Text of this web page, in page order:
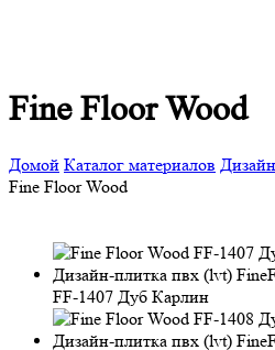
Fine Floor Wood
Домой Каталог материалов
Fine Floor Wood
FF-1407 Дуб Карлин